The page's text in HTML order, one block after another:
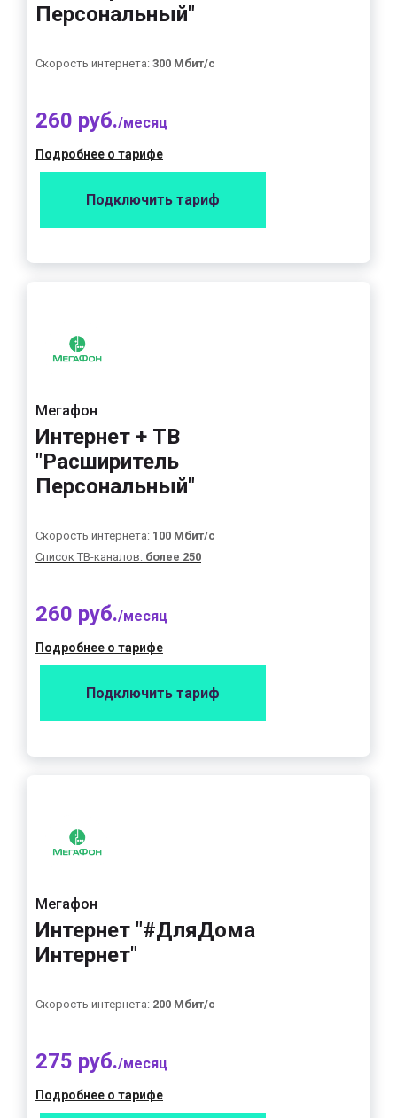
Персональный"
Скорость интернета: 300 Мбит/с
260 руб./месяц
Подробнее о тарифе
Подключить тариф
Мегафон
Интернет + ТВ
"Расширитель
Персональный"
Скорость интернета: 100 Мбит/с
Список ТВ-каналов: более 250
260 руб./месяц
Подробнее о тарифе
Подключить тариф
Мегафон
Интернет "#ДляДома
Интернет"
Скорость интернета: 200 Мбит/с
275 руб./месяц
Подробнее о тарифе